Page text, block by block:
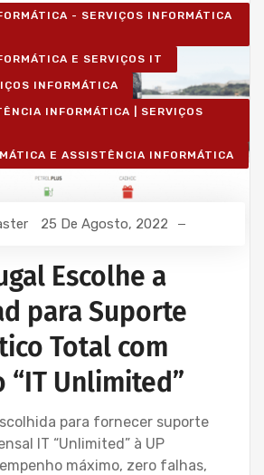
- SERVIÇOS INFORMÁTICA
E SERVIÇOS IT
INFORMÁTICA
INFORMÁTICA | SERVIÇOS
E ASSISTÊNCIA INFORMÁTICA
25 De Agosto, 2022
Escolhe a
para Suporte
Total com
“IT Unlimited”
para fornecer suporte
IT “Unlimited” à UP
máximo, zero falhas,